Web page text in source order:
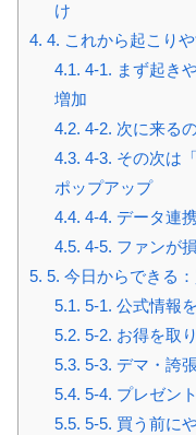
け
4. 4. これから起こり
4.1. 4-1. まず起き
増加
4.2. 4-2. 次に来る
4.3. 4-3. その次は
ポップアップ
4.4. 4-4. データ連
4.5. 4-5. ファンが
5. 5. 今日からできる
5.1. 5-1. 公式情報
5.2. 5-2. お得を取
5.3. 5-3. デマ・誇
5.4. 5-4. プレゼン
5.5. 5-5. 買う前に